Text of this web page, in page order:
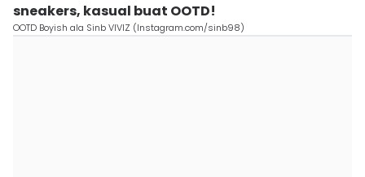
sneakers, kasual buat OOTD!
OOTD Boyish ala Sinb VIVIZ (Instagram.com/sinb98)